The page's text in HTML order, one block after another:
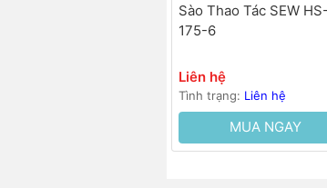
Sào Thao Tác SEW HS-
175-6
Liên hệ
Tình trạng: Liên hệ
MUA NGAY